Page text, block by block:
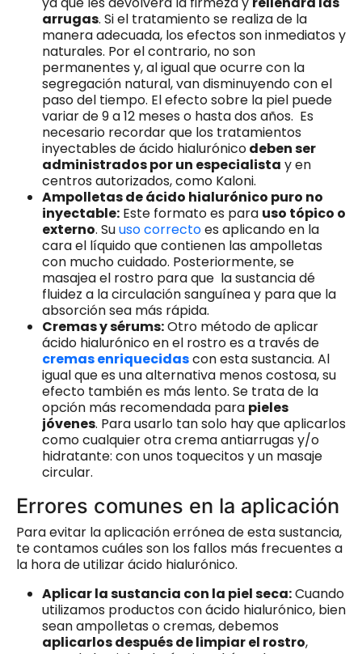
arrugas. Si el tratamiento se realiza de la
manera adecuada, los efectos son inmediatos y
naturales. Por el contrario, no son
permanentes y, al igual que ocurre con la
segregación natural, van disminuyendo con el
paso del tiempo. El efecto sobre la piel puede
variar de 9 a 12 meses o hasta dos años. Es
necesario recordar que los tratamientos
inyectables de ácido hialurónicodeben ser
administrados por un especialista y en
centros autorizados, como Kaloni.
Ampolletas de ácido hialurónico puro no
inyectable: Este formato es para uso tópico o
externo. Suuso correctoes aplicando en la
cara el líquido que contienen las ampolletas
con mucho cuidado. Posteriormente, se
masajea el rostro para que la sustancia dé
fluidez a la circulación sanguínea y para que la
absorción sea más rápida.
Cremas y sérums:Otro método de aplicar
ácido hialurónico en el rostro es a través de
cremas enriquecidascon esta sustancia. Al
igual que es una alternativa menos costosa, su
efecto también es más lento. Se trata de la
opción más recomendada para pieles
jóvenes. Para usarlo tan solo hay que aplicarlos
como cualquier otra crema antiarrugas y/o
hidratante: con unos toquecitos y un masaje
circular.
Errores comunes en la aplicación
Para evitar la aplicación errónea de esta sustancia,
te contamos cuáles son los fallos más frecuentes a
la hora de utilizar ácido hialurónico.
Aplicar la sustancia con la piel seca:Cuando
utilizamos productos con ácido hialurónico, bien
sean ampolletas o cremas, debemos
aplicarlos después de limpiar el rostro,